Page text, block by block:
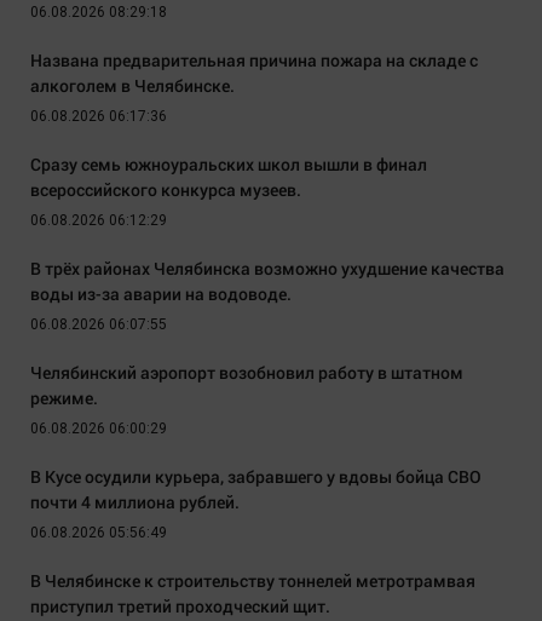
06.08.2026 08:29:18
Названа предварительная причина пожара на складе с
алкоголем в Челябинске.
06.08.2026 06:17:36
Сразу семь южноуральских школ вышли в финал
всероссийского конкурса музеев.
06.08.2026 06:12:29
В трёх районах Челябинска возможно ухудшение качества
воды из-за аварии на водоводе.
06.08.2026 06:07:55
Челябинский аэропорт возобновил работу в штатном
режиме.
06.08.2026 06:00:29
В Кусе осудили курьера, забравшего у вдовы бойца СВО
почти 4 миллиона рублей.
06.08.2026 05:56:49
В Челябинске к строительству тоннелей метротрамвая
приступил третий проходческий щит.